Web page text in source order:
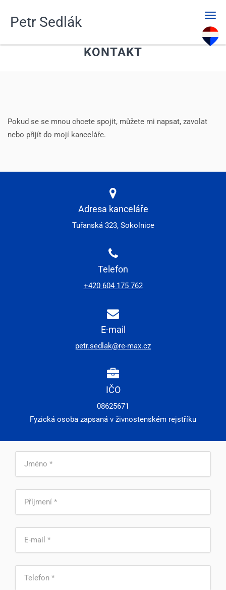
Petr Sedlák
KONTAKT
Pokud se se mnou chcete spojit, můžete mi napsat, zavolat
nebo přijít do mojí kanceláře.
Adresa kanceláře
Tuřanská 323, Sokolnice
Telefon
+420 604 175 762
E-mail
petr.sedlak@re-max.cz
IČO
08625671
Fyzická osoba zapsaná v živnostenském rejstříku